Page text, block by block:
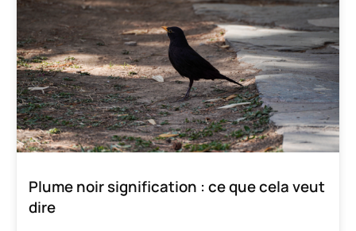
Plume noir signification : ce que cela veut
dire